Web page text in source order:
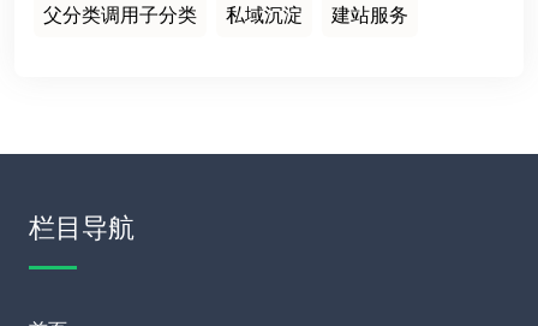
父分类调用子分类 私域沉淀 建站服务
栏目导航